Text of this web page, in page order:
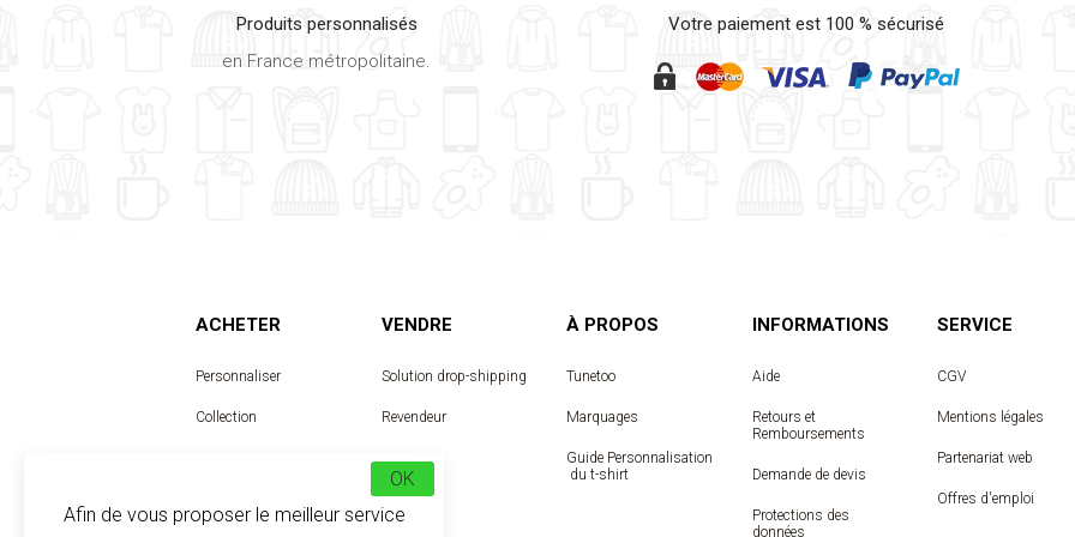
Produits personnalisés
en France métropolitaine.
Votre paiement est 100 % sécurisé
ACHETER
Personnaliser
Collection
VENDRE
Solution drop-shipping
Revendeur
Designer
À PROPOS
Tunetoo
Marquages
Guide Personnalisation
du t-shirt
INFORMATIONS
Aide
Retours et
Remboursements
Demande de devis
Protections des
données
SERVICE
CGV
Mentions légales
Partenariat web
Offres d'emploi
Afin de vous proposer le meilleur service
OK